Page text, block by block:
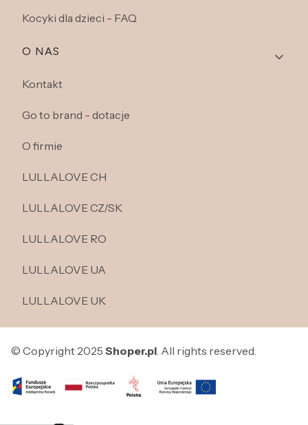
Kocyki dla dzieci - FAQ
O NAS
Kontakt
Go to brand - dotacje
O firmie
LULLALOVE CH
LULLALOVE CZ/SK
LULLALOVE RO
LULLALOVE UA
LULLALOVE UK
© Copyright 2025 Shoper.pl. All rights reserved.